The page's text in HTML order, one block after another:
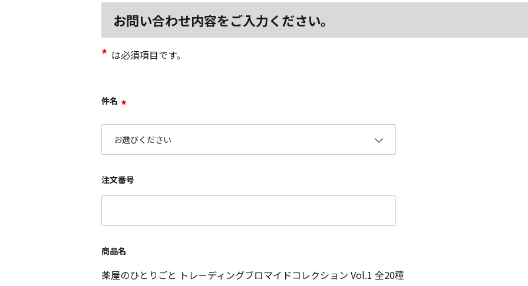
お問い合わせ内容をご入力ください。
* は必須項目です。
件名 *
注文番号
商品名
薬屋のひとりごと トレーディングブロマイドコレクション Vol.1 全20種